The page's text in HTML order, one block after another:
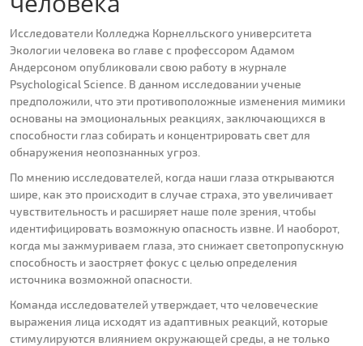
Исследователи Колледжа Корнелльского университета
Экологии человека во главе с профессором Адамом
Андерсоном опубликовали свою работу в журнале
Psychological Science. В данном исследовании ученые
предположили, что эти противоположные изменения мимики
основаны на эмоциональных реакциях, заключающихся в
способности глаз собирать и концентрировать свет для
обнаружения неопознанных угроз.
По мнению исследователей, когда наши глаза открываются
шире, как это происходит в случае страха, это увеличивает
чувствительность и расширяет наше поле зрения, чтобы
идентифицировать возможную опасность извне. И наоборот,
когда мы зажмуриваем глаза, это снижает светопропускную
способность и заостряет фокус с целью определения
источника возможной опасности.
Команда исследователей утверждает, что человеческие
выражения лица исходят из адаптивных реакций, которые
стимулируются влиянием окружающей среды, а не только